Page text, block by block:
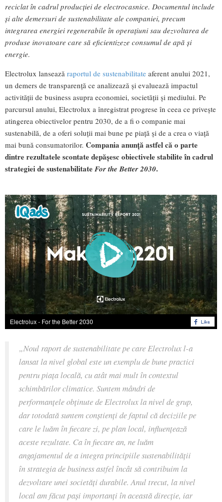
reciclat în cadrul producției de electrocasnice. Documentul include
și alte demersuri de sustenabilitate ale companiei, precum
integrarea energiei regenerabile în operațiuni sau dezvoltarea de
produse inovatoare care să eficientizeze consumul de apă și
energie.
Electrolux lansează raportul de sustenabilitate aferent anului 2021,
un demers de transparență ce analizează și evaluează impactul
activității de business asupra economiei, societății și mediului. Pe
parcursul anului, Electrolux a înregistrat progrese în ceea ce privește
atingerea obiectivelor pentru 2030, de a fi o companie mai
sustenabilă, de a oferi soluții mai bune pe piață și de a crea o viață
mai bună consumatorilor. Compania anunță astfel că o parte
dintre rezultatele scontate depășesc obiectivele stabilite în cadrul
strategiei de sustenabilitateFor the Better 2030.
Electrolux - For the Better 2030
„Noul raport de sustenabilitate pe care Electrolux l-a
lansat la nivel global este un exemplu de bune practici
pentru piața locală, cu atât mai mult în contextul
schimbărilor climatice. Suntem mândri de
performanțele obținute de Electrolux la nivel de grup,
dar totodată suntem conștienți de faptul că deciziile pe
care le luăm în fiecare zi, pe plan local, influențează
aceste rezultate. Ca în fiecare an, ne luăm
angajamentul de a integra principiile sustenabilității
în strategia de business astfel încât să contribuim la
dezvoltare unei societăți durabile. Anul trecut, la nivel
local am făcut pași importanți în această direcție, iar